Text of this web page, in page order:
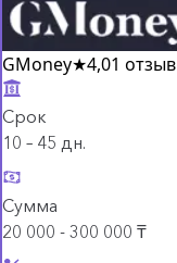
GMoney★4,01 отзыв
Срок
10 – 45 дн.
Сумма
20 000 - 300 000 ₸